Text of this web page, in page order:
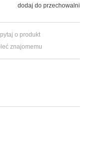
dodaj do przechowalni
o produkt
znajomemu